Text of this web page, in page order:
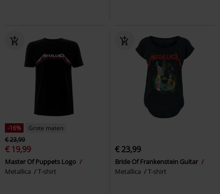
-16%
Grote maten
€ 23,99
€ 19,99
Master Of Puppets Logo
Metallica
T-shirt
€ 23,99
Bride Of Frankenstein Guitar
Metallica
T-shirt